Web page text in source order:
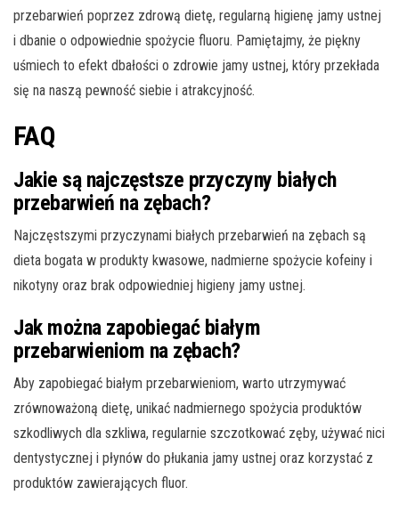
przebarwień poprzez zdrową dietę, regularną higienę jamy ustnej
i dbanie o odpowiednie spożycie fluoru. Pamiętajmy, że piękny
uśmiech to efekt dbałości o zdrowie jamy ustnej, który przekłada
się na naszą pewność siebie i atrakcyjność.
FAQ
Jakie są najczęstsze przyczyny białych
przebarwień na zębach?
Najczęstszymi przyczynami białych przebarwień na zębach są
dieta bogata w produkty kwasowe, nadmierne spożycie kofeiny i
nikotyny oraz brak odpowiedniej higieny jamy ustnej.
Jak można zapobiegać białym
przebarwieniom na zębach?
Aby zapobiegać białym przebarwieniom, warto utrzymywać
zrównoważoną dietę, unikać nadmiernego spożycia produktów
szkodliwych dla szkliwa, regularnie szczotkować zęby, używać nici
dentystycznej i płynów do płukania jamy ustnej oraz korzystać z
produktów zawierających fluor.